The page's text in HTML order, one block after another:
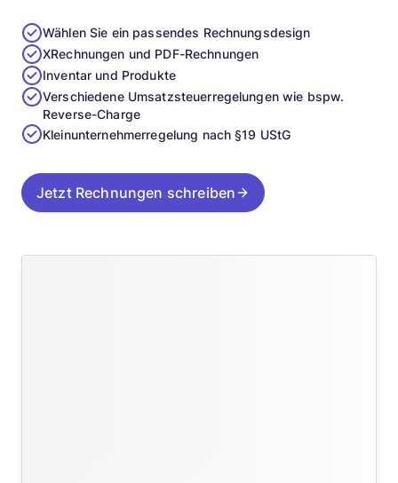
Wählen Sie ein passendes Rechnungsdesign
XRechnungen und PDF-Rechnungen
Inventar und Produkte
Verschiedene Umsatzsteuerregelungen wie bspw.
Reverse-Charge
Kleinunternehmerregelung nach §19 UStG
Jetzt Rechnungen schreiben